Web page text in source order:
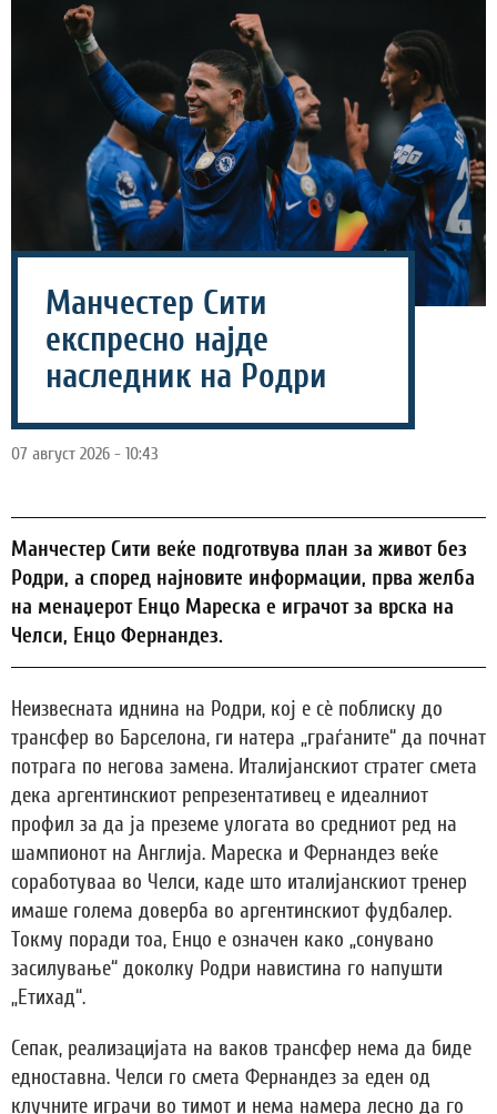
Манчестер Сити
експресно најде
наследник на Родри
07 август 2026 - 10:43
Манчестер Сити веќе подготвува план за живот без
Родри, а според најновите информации, прва желба
на менаџерот Енцо Мареска е играчот за врска на
Челси, Енцо Фернандез.
Неизвесната иднина на Родри, кој е сѐ поблиску до
трансфер во Барселона, ги натера „граѓаните“ да почнат
потрага по негова замена. Италијанскиот стратег смета
дека аргентинскиот репрезентативец е идеалниот
профил за да ја преземе улогата во средниот ред на
шампионот на Англија. Мареска и Фернандез веќе
соработуваа во Челси, каде што италијанскиот тренер
имаше голема доверба во аргентинскиот фудбалер.
Токму поради тоа, Енцо е означен како „сонувано
засилување“ доколку Родри навистина го напушти
„Етихад“.
Сепак, реализацијата на ваков трансфер нема да биде
едноставна. Челси го смета Фернандез за еден од
клучните играчи во тимот и нема намера лесно да го